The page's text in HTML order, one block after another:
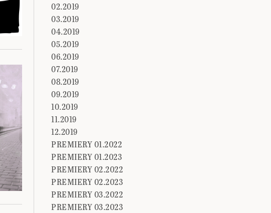
02.2019
03.2019
04.2019
05.2019
06.2019
07.2019
08.2019
09.2019
10.2019
11.2019
12.2019
PREMIERY 01.2022
PREMIERY 01.2023
PREMIERY 02.2022
PREMIERY 02.2023
PREMIERY 03.2022
PREMIERY 03.2023